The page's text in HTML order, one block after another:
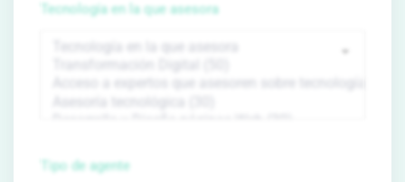
Tecnología en la que asesora
Tipo de agente